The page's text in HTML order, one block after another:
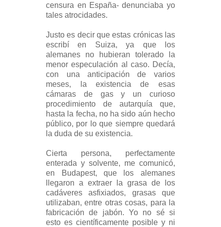
censura en España- denunciaba yo
tales atrocidades.
Justo es decir que estas crónicas las
escribí en Suiza, ya que los
alemanes no hubieran tolerado la
menor especulación al caso. Decía,
con una anticipación de varios
meses, la existencia de esas
cámaras de gas y un curioso
procedimiento de autarquía que,
hasta la fecha, no ha sido aún hecho
público, por lo que siempre quedará
la duda de su existencia.
Cierta persona, perfectamente
enterada y solvente, me comunicó,
en Budapest, que los alemanes
llegaron a extraer la grasa de los
cadáveres asfixiados, grasas que
utilizaban, entre otras cosas, para la
fabricación de jabón. Yo no sé si
esto es científicamente posible y ni